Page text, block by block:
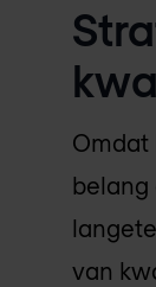
Omdat
belang
van